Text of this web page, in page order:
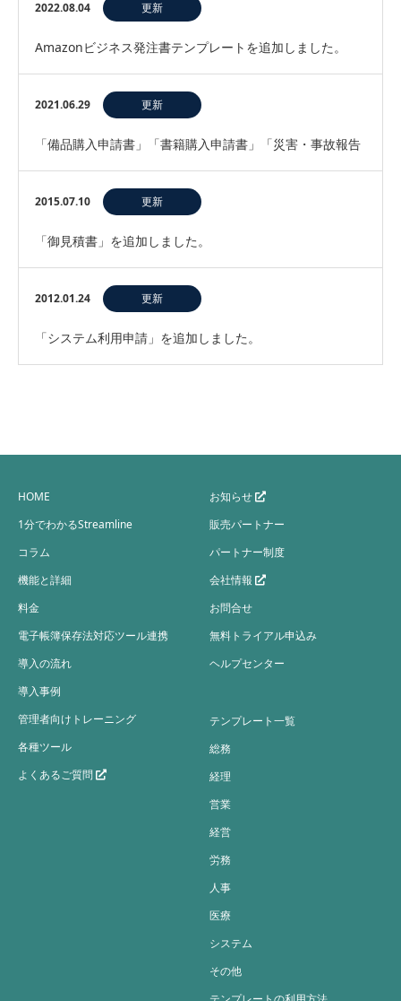
2022.08.04 更新
Amazonビジネス発注書テンプレートを追加しました。
2021.06.29 更新
「備品購入申請書」「書籍購入申請書」「災害・事故報告
書」などを追加しました
2015.07.10 更新
「御見積書」を追加しました。
2012.01.24 更新
「システム利用申請」を追加しました。
HOME
1分でわかるStreamline
コラム
機能と詳細
料金
電子帳簿保存法対応ツール連携
導入の流れ
導入事例
管理者向けトレーニング
各種ツール
よくあるご質問
お知らせ
販売パートナー
パートナー制度
会社情報
お問合せ
無料トライアル申込み
ヘルプセンター
テンプレート一覧
総務
経理
営業
経営
労務
人事
医療
システム
その他